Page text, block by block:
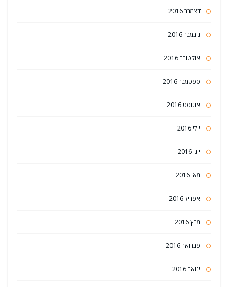
דצמבר 2016
נובמבר 2016
אוקטובר 2016
ספטמבר 2016
אוגוסט 2016
יולי 2016
יוני 2016
מאי 2016
אפריל 2016
מרץ 2016
פברואר 2016
ינואר 2016